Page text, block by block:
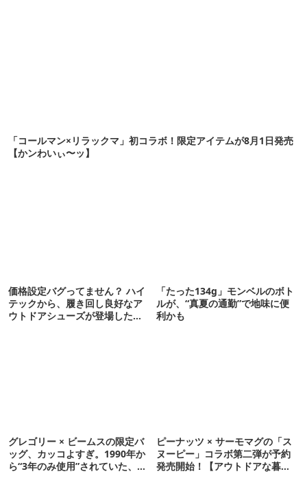
「コールマン×リラックマ」初コラボ！限定アイテムが8月1日発売
【かンわいぃ〜ッ】
価格設定バグってません？ ハイ
テックから、履き回し良好なア
ウトドアシューズが登場した
「たった134g」モンベルのボト
ルが、“真夏の通勤”で地味に便
利かも
グレゴリー × ビームスの限定バ
ッグ、カッコよすぎ。1990年か
ら“3年のみ使用”されていた、紫
ピーナッツ × サーモマグの「ス
ヌーピー」コラボ第二弾が予約
発売開始！【アウトドアな暮ら